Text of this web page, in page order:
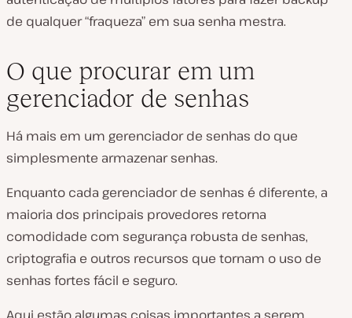
de qualquer “fraqueza” em sua senha mestra.
O que procurar em um
gerenciador de senhas
Há mais em um gerenciador de senhas do que
simplesmente armazenar senhas.
Enquanto cada gerenciador de senhas é diferente, a
maioria dos principais provedores retorna
comodidade com segurança robusta de senhas,
criptografia e outros recursos que tornam o uso de
senhas fortes fácil e seguro.